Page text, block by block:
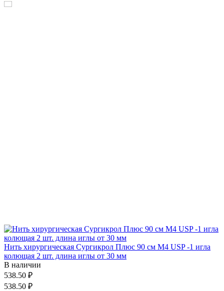
Нить хирургическая Сургикрол Плюс 90 см М4 USP -1 игла
колющая 2 шт. длина иглы от 30 мм
В наличии
538.50 ₽
538.50 ₽